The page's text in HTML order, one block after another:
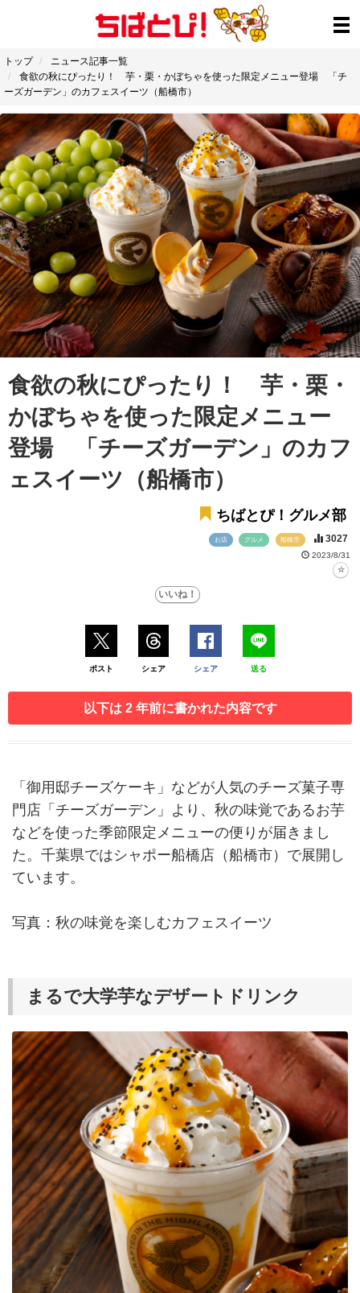
トップ
ニュース記事一覧
食欲の秋にぴったり！ 芋・栗・かぼちゃを使った限定メニュー登場 「チ
ーズガーデン」のカフェスイーツ（船橋市）
食欲の秋にぴったり！ 芋・栗・
かぼちゃを使った限定メニュー
登場 「チーズガーデン」のカフ
ェスイーツ（船橋市）
ちばとぴ！グルメ部
お店 グルメ 船橋市 3027
2023/8/31
ポスト シェア シェア 送る
以下は 2 年前に書かれた内容です
「御用邸チーズケーキ」などが人気のチーズ菓子専
門店「チーズガーデン」より、秋の味覚であるお芋
などを使った季節限定メニューの便りが届きまし
た。千葉県ではシャポー船橋店（船橋市）で展開し
ています。
写真：秋の味覚を楽しむカフェスイーツ
まるで大学芋なデザートドリンク